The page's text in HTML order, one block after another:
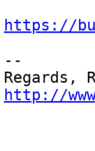
https://
--
http://